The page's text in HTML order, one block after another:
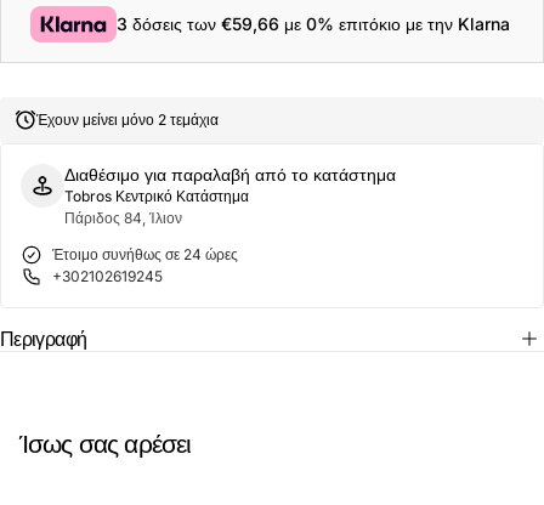
Checkin
Lug
EQYBL03205-
KVJ0
Checkin
Lug
EQYBL03205-
KVJ0
3 δόσεις των€59,66 με 0% επιτόκιο με την Klarna
Έχουν μείνει μόνο 2 τεμάχια
Διαθέσιμο για παραλαβή από το κατάστημα
Tobros Κεντρικό Κατάστημα
Πάριδος 84, Ίλιον
Έτοιμο συνήθως σε 24 ώρες
+302102619245
Περιγραφή
Ίσως σας αρέσει